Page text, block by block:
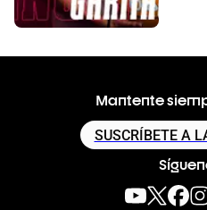
Mantente
SUSCRÍBETE A